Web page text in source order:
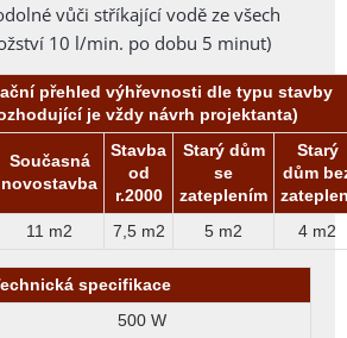
vůči stříkající vodě ze všech
10 l/min. po dobu 5 minut)
přehled výhřevnosti dle typu stavby
je vždy návrh projektanta)
Současná
novostavba
Stavba
od
r.2000
Starý dům
se
zateplením
Starý
dům
11 m2 7,5 m2 5 m2 4 m2
specifikace
500 W